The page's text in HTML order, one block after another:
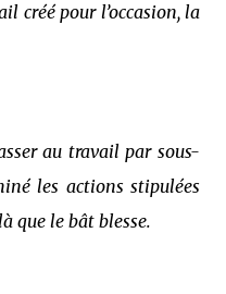
créé pour l’occasion, la
au travail par sous-
les actions stipulées
que le bât blesse.